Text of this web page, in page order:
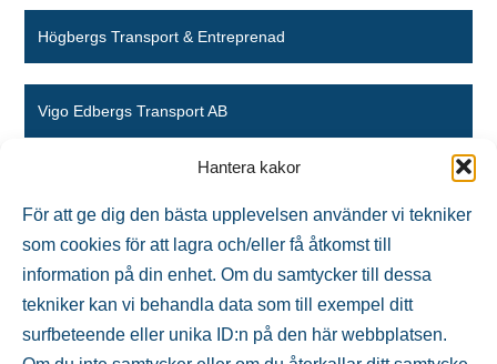
Hantera kakor
För att ge dig den bästa upplevelsen använder vi tekniker
som cookies för att lagra och/eller få åtkomst till
information på din enhet. Om du samtycker till dessa
tekniker kan vi behandla data som till exempel ditt
surfbeteende eller unika ID:n på den här webbplatsen.
Högbergs Transport & Entreprenad
Vigo Edbergs Transport AB
Fredric Liögårds Transport AB